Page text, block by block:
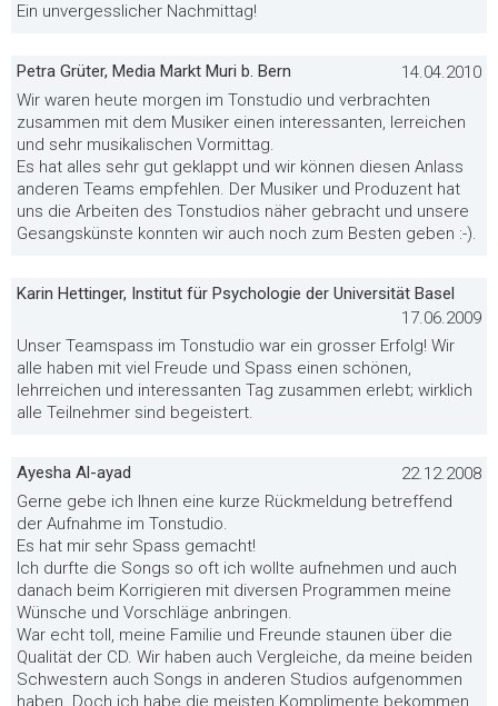
Ein unvergesslicher Nachmittag!
Petra Grüter, Media Markt Muri b. Bern
14.04.2010
Wir waren heute morgen im Tonstudio und verbrachten
zusammen mit dem Musiker einen interessanten, lerreichen
und sehr musikalischen Vormittag.
Es hat alles sehr gut geklappt und wir können diesen Anlass
anderen Teams empfehlen. Der Musiker und Produzent hat
uns die Arbeiten des Tonstudios näher gebracht und unsere
Gesangskünste konnten wir auch noch zum Besten geben :-).
Karin Hettinger, Institut für Psychologie der Universität Basel
17.06.2009
Unser Teamspass im Tonstudio war ein grosser Erfolg! Wir
alle haben mit viel Freude und Spass einen schönen,
lehrreichen und interessanten Tag zusammen erlebt; wirklich
alle Teilnehmer sind begeistert.
Ayesha Al-ayad
22.12.2008
Gerne gebe ich Ihnen eine kurze Rückmeldung betreffend
der Aufnahme im Tonstudio.
Es hat mir sehr Spass gemacht!
Ich durfte die Songs so oft ich wollte aufnehmen und auch
danach beim Korrigieren mit diversen Programmen meine
Wünsche und Vorschläge anbringen.
War echt toll, meine Familie und Freunde staunen über die
Qualität der CD. Wir haben auch Vergleiche, da meine beiden
Schwestern auch Songs in anderen Studios aufgenommen
haben. Doch ich habe die meisten Komplimente bekommen,